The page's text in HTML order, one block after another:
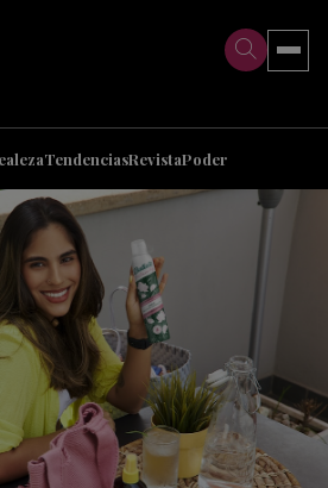
TendenciasRevistaPoder